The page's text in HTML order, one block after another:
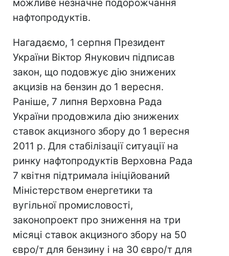
можливе незначне подорожчання
нафтопродуктів.
Нагадаємо, 1 серпня Президент
України Віктор Янукович підписав
закон, що подовжує дію знижених
акцизів на бензин до 1 вересня.
Раніше, 7 липня Верховна Рада
України продовжила дію знижених
ставок акцизного збору до 1 вересня
2011 р. Для стабілізації ситуації на
ринку нафтопродуктів Верховна Рада
7 квітня підтримала ініційований
Міністерством енергетики та
вугільної промисловості,
законопроект про зниження на три
місяці ставок акцизного збору на 50
євро/т для бензину і на 30 євро/т для